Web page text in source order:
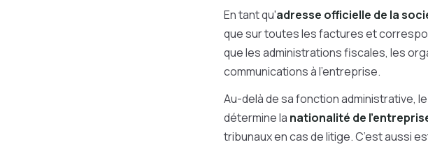
En tant qu'adresse officielle de la
que sur toutes les factures et
que les administrations fiscales, les
communications à l'entreprise.
Au-delà de sa fonction administrative,
détermine la nationalité de
tribunaux en cas de litige. C’est aussi